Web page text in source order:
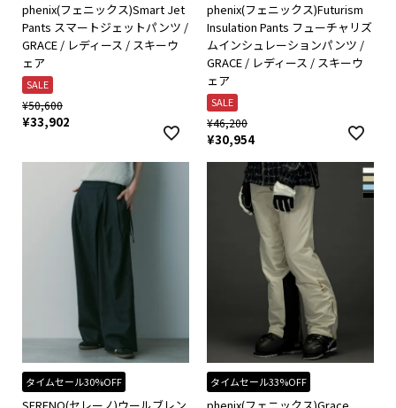
phenix(フェニックス)Smart Jet
Pants スマートジェットパンツ /
GRACE / レディース / スキーウ
ェア
SALE
¥50,600
¥33,902
phenix(フェニックス)Futurism
Insulation Pants フューチャリズ
ムインシュレーションパンツ /
GRACE / レディース / スキーウ
ェア
SALE
¥46,200
¥30,954
タイムセール30%OFF タイムセール33%OFF